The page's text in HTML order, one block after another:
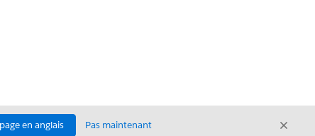
en anglais Pas maintenant Fermer